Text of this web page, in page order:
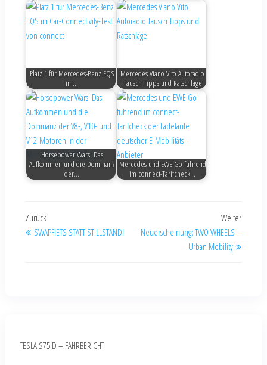
Platz 1 für Mercedes-Benz EQS
im…
Mercedes Viano Vito Autoradio
Tausch Tipps und Ratschläge
Horsepower Wars: Das
Aufkommen und die Dominanz
der…
Mercedes und EWE Go führend
im connect-Tarifcheck…
Zurück
SWAPFIETS STATT STILLSTAND!
Weiter
Neuerscheinung: TWO WHEELS –
Urban Mobility
TESLA S75 D – FAHRBERICHT